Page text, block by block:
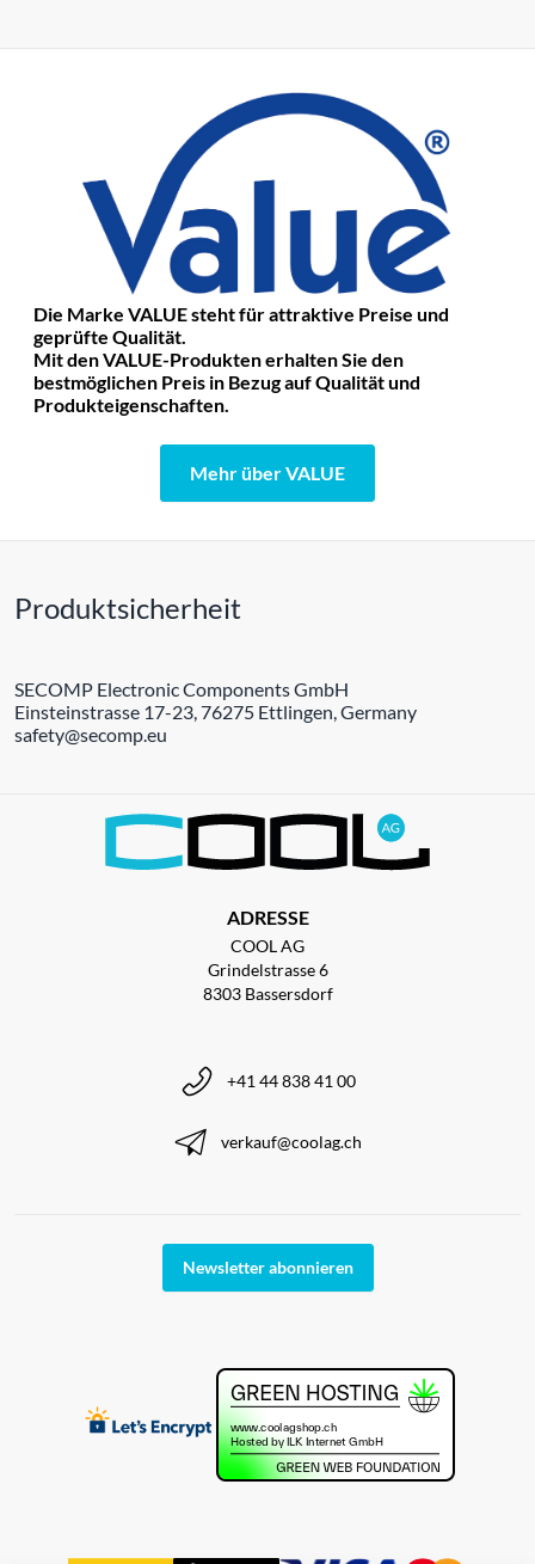
Die Marke VALUE steht für attraktive Preise und
geprüfte Qualität.
Mit den VALUE-Produkten erhalten Sie den
bestmöglichen Preis in Bezug auf Qualität und
Produkteigenschaften.
Mehr über VALUE
Produktsicherheit
SECOMP Electronic Components GmbH
Einsteinstrasse 17-23, 76275 Ettlingen, Germany
safety@secomp.eu
ADRESSE
COOL AG
Grindelstrasse 6
8303 Bassersdorf
+41 44 838 41 00
verkauf@coolag.ch
Newsletter abonnieren